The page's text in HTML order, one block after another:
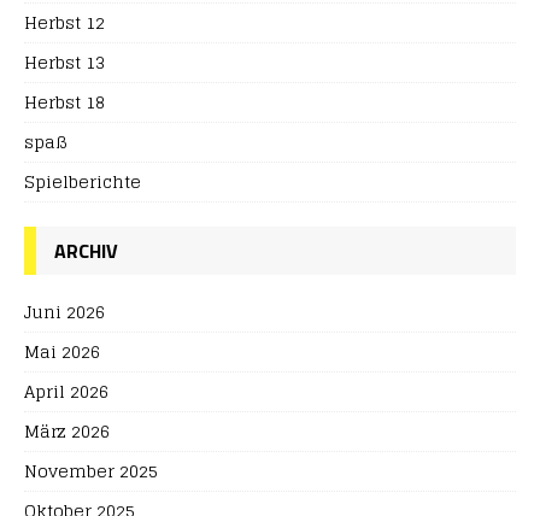
Herbst 12
Herbst 13
Herbst 18
spaß
Spielberichte
ARCHIV
Juni 2026
Mai 2026
April 2026
März 2026
November 2025